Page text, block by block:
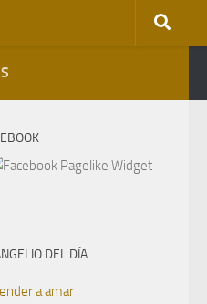
DEL DÍA
a amar